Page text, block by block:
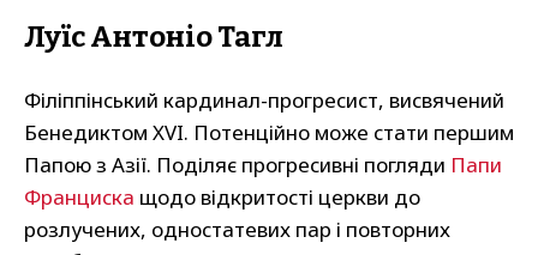
Луїс Антоніо Тагл
Філіппінський кардинал-прогресист, висвячений
Бенедиктом XVI. Потенційно може стати першим
Папою з Азії. Поділяє прогресивні погляди Папи
Франциска щодо відкритості церкви до
розлучених, одностатевих пар і повторних